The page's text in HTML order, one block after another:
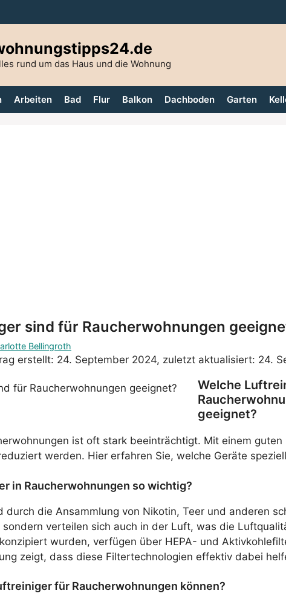
rund um das Haus und die Wohnung
Arbeiten Bad Flur Balkon Dachboden Garten
sind für Raucherwohnungen
Bellingroth
erstellt: 24. September 2024, zuletzt aktualisiert: 24.
Welche
geeignet?
ist oft stark beeinträchtigt. Mit einem
werden. Hier erfahren Sie, welche Geräte
in Raucherwohnungen so wichtig?
durch die Ansammlung von Nikotin, Teer und anderen
verteilen sich auch in der Luft, was die
wurden, verfügen über HEPA- und
zeigt, dass diese Filtertechnologien effektiv dabei
für Raucherwohnungen können?